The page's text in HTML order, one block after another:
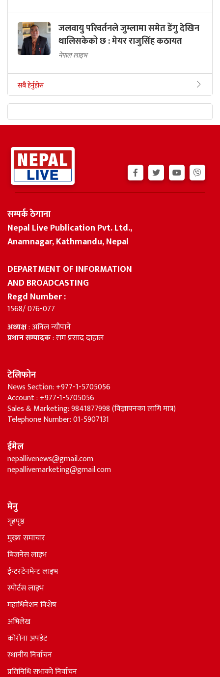
जलवायु परिवर्तनले जुम्लामा समेत डेंगु देखिन
थालिसकेको छ : मेयर राजुसिंह कठायत
नेपाल लाइभ
सबै हेर्नुहोस
सम्पर्क ठेगाना
Nepal Live Publication Pvt. Ltd.,
Anamnagar, Kathmandu, Nepal
DEPARTMENT OF INFORMATION
AND BROADCASTING
Regd Number :
1568/ 076-077
अध्यक्ष: अनिल न्यौपाने
प्रधान सम्पादक: राम प्रसाद दाहाल
टेलिफोन
News Section: +977-1-5705056
Account : +977-1-5705056
Sales & Marketing: 9841877998 (विज्ञापनका लागि मात्र)
Telephone Number: 01-5907131
ईमेल
nepallivenews@gmail.com
nepallivemarketing@gmail.com
मेनु
गृहपृष्ठ
मुख्य समाचार
बिजनेस लाइभ
ईन्टरटेनमेन्ट लाइभ
स्पोर्टस लाइभ
महाधिवेशन विशेष
अभिलेख
कोरोना अपडेट
स्थानीय निर्वाचन
प्रतिनिधि सभाकाे निर्वाचन